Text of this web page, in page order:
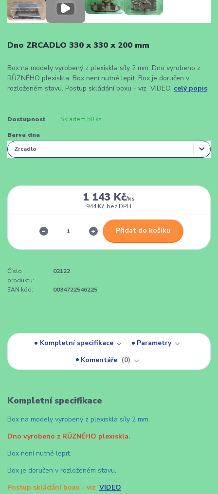
Dno ZRCADLO 330 x 330 x 200 mm
Box na modely vyrobený z plexiskla síly 2 mm. Dno vyrobeno z
RŮZNÉHO plexiskla. Box není nutné lepit. Box je doručen v
rozloženém stavu. Postup skládání boxu - viz VIDEO. celý popis
Dostupnost Skladem 50 ks
Barva dna
1 143 Kč/ks
944 Kč bez DPH
Přidat do košíku
Číslo
produktu:
02122
EAN kód: 0034722546225
Kompletní specifikace
Parametry
Komentáře
0
Kompletní specifikace
Box na modely vyrobený z plexiskla síly 2 mm.
Dno vyrobeno z RŮZNÉHO plexiskla.
Box není nutné lepit.
Box je doručen v rozloženém stavu.
Postup skládání boxu - viz VIDEO.